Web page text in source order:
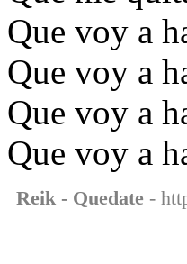
Que voy a
Que voy a
Que voy a
Que voy a
Reik - Quedate -